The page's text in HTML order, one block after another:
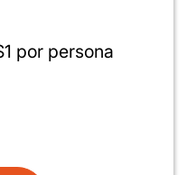
por persona